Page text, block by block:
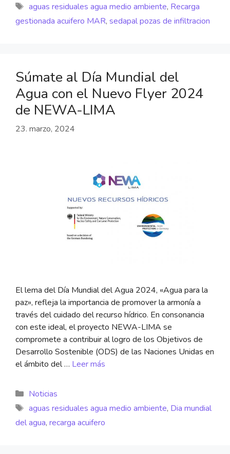
aguas residuales agua medio ambiente, Recarga
gestionada acuifero MAR, sedapal pozas de infiltracion
Súmate al Día Mundial del
Agua con el Nuevo Flyer 2024
de NEWA-LIMA
23. marzo, 2024
El lema del Día Mundial del Agua 2024, «Agua para la
paz», refleja la importancia de promover la armonía a
través del cuidado del recurso hídrico. En consonancia
con este ideal, el proyecto NEWA-LIMA se
compromete a contribuir al logro de los Objetivos de
Desarrollo Sostenible (ODS) de las Naciones Unidas en
el ámbito del … Leer más
Noticias
aguas residuales agua medio ambiente, Dia mundial
del agua, recarga acuifero